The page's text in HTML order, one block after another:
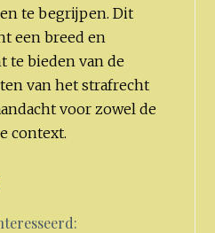
te begrijpen. Dit
een breed en
te bieden van de
van het strafrecht
voor zowel de
context.